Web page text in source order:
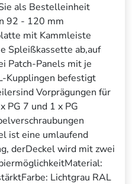
als Bestelleinheit
92 - 120 mm
mit Kammleiste
Spleißkassette ab,auf
Patch-Panels mit je
Kupplingen befestigt
Vorprägungen für
PG 7 und 1 x PG
ist eine umlaufend
derDeckel wird mit zwei
Lichtgrau RAL